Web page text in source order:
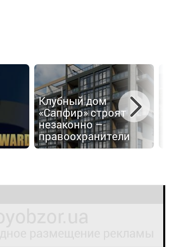
Клубный дом
«Сапфир» строят
незаконно –
правоохранители